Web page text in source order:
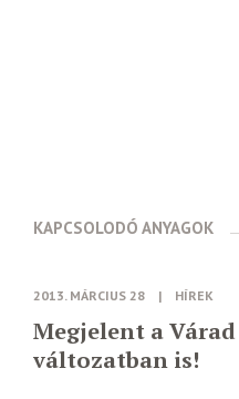
KAPCSOLODÓ ANYAGOK
2013. MÁRCIUS 28 | HÍREK
Megjelent a
változatban is!